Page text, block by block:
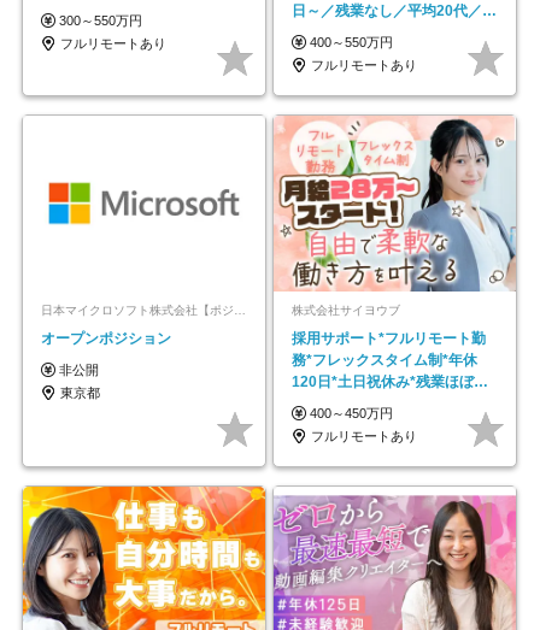
300～550万円
フルリモートあり
日～／残業なし／平均20代／リ
モートOK
400～550万円
フルリモートあり
日本マイクロソフト株式会社【ポジションマッチ登録】
オープンポジション
非公開
東京都
株式会社サイヨウブ
採用サポート*フルリモート勤
務*フレックスタイム制*年休
120日*土日祝休み*残業ほぼな
し*育児中社員8割以上
400～450万円
フルリモートあり